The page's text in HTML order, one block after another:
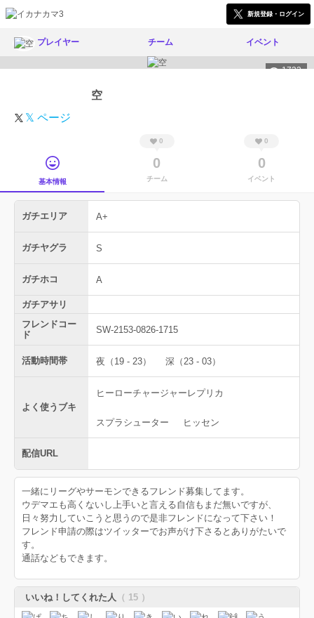
新規登録・ログイン
プレイヤー チーム イベント
1732
空
𝕏 ページ
基本情報
0
0
チーム
0
0
イベント
ガチエリア A+
ガチヤグラ S
ガチホコ A
ガチアサリ
フレンドコー
ド
SW-2153-0826-1715
活動時間帯 夜（19 - 23） 深（23 - 03）
よく使うブキ
ヒーローチャージャーレプリカ
スプラシューター ヒッセン
配信URL
一緒にリーグやサーモンできるフレンド募集してます。
ウデマエも高くないし上手いと言える自信もまだ無いですが、
日々努力していこうと思うので是非フレンドになって下さい！
フレンド申請の際はツイッターでお声がけ下さるとありがたいで
す。
通話などもできます。
いいね！してくれた人 （ 15 ）